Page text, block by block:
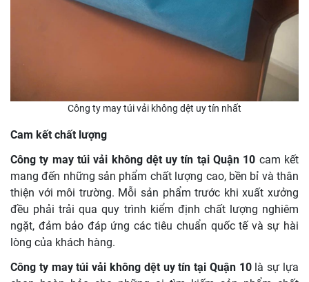
Công ty may túi vải không dệt uy tín nhất
Cam kết chất lượng
Công ty may túi vải không dệt uy tín tại Quận 10 cam kết
mang đến những sản phẩm chất lượng cao, bền bỉ và thân
thiện với môi trường. Mỗi sản phẩm trước khi xuất xưởng
đều phải trải qua quy trình kiểm định chất lượng nghiêm
ngặt, đảm bảo đáp ứng các tiêu chuẩn quốc tế và sự hài
lòng của khách hàng.
Công ty may túi vải không dệt uy tín tại Quận 10là sự lựa